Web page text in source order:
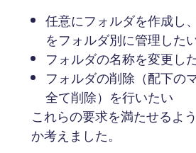
任意にフォルダを作成し
をフォルダ別に管理した
フォルダの名称を変更し
フォルダの削除（配下の
全て削除）を行いたい
これらの要求を満たせるよ
か考えました。